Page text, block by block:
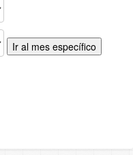
Ir al mes específico